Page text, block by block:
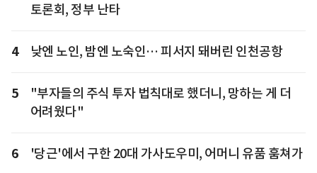
토론회, 정부 난타
4 낮엔 노인, 밤엔 노숙인… 피서지 돼버린 인천공항
5
"부자들의 주식 투자 법칙대로 했더니, 망하는 게 더
어려웠다"
6 '당근'에서 구한 20대 가사도우미, 어머니 유품 훔쳐가